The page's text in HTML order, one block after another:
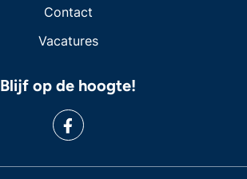
Contact
Vacatures
Blijf op de hoogte!